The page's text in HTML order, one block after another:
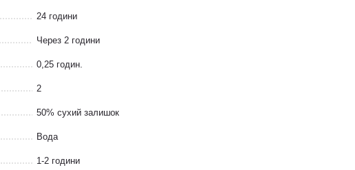
24 години
Через 2 години
0,25 годин.
2
50% сухий залишок
Вода
1-2 години